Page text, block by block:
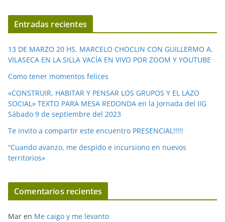
í
d
e
o
Entradas recientes
13 DE MARZO 20 HS. MARCELO CHOCLIN CON GUILLERMO A.
VILASECA EN LA SILLA VACÍA EN VIVO POR ZOOM Y YOUTUBE
Como tener momentos felices
«CONSTRUIR, HABITAR Y PENSAR LOS GRUPOS Y EL LAZO
SOCIAL» TEXTO PARA MESA REDONDA en la Jornada del IIG
Sábado 9 de septiembre del 2023
Te invito a compartir este encuentro PRESENCIAL!!!!!
“Cuando avanzo, me despido e incursiono en nuevos
territorios»
Comentarios recientes
Mar en Me caigo y me levanto